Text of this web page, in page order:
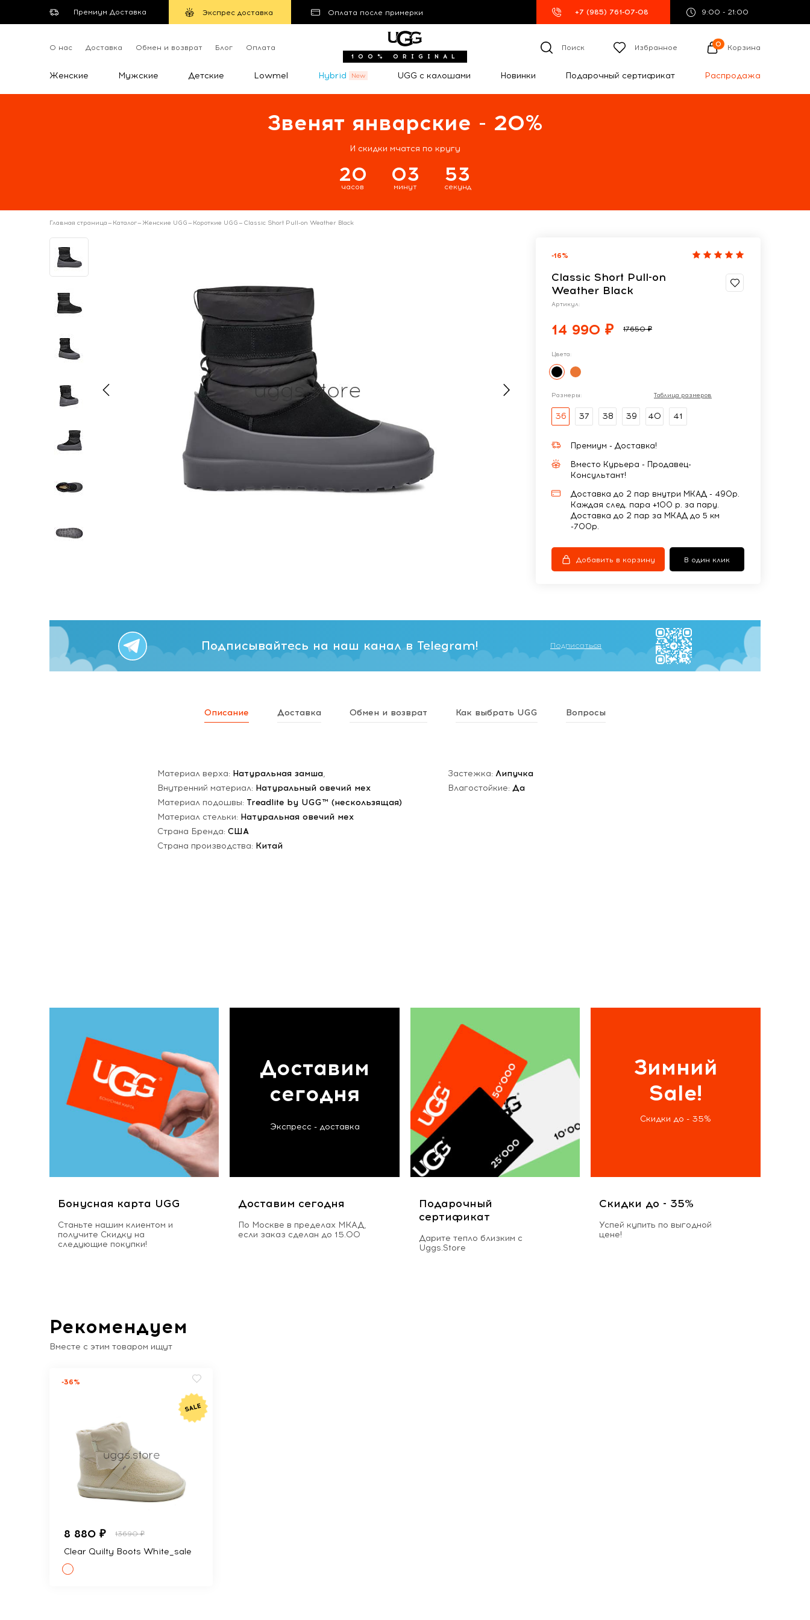
Премиум Доставка Экспрес доставка Оплата после примерки +7 (985) 761-07-08 9:00 - 21:00
О нас Доставка Обмен и возврат Блог Оплата
100% ORIGINAL
Поиск Избранное 0 Корзина
Женские Мужские Детские Lowmel Hybrid UGG с калошами Новинки Подарочный сертификат Распродажа
Звенят январские - 20%
И скидки мчатся по кругу
20
часов
03
минут
52
секунд
Главная страница— Каталог— Женские UGG— Короткие UGG— Classic Short Pull-on Weather Black
-16%
Classic Short Pull-on
Weather Black
Артикул:
14 990 ₽ 17650 ₽
Цвета:
Размеры: Таблица размеров
36 37 38 39 40 41
Премиум - Доставка!
Вместо Курьера - Продавец-
Консультант!
Доставка до 2 пар внутри МКАД - 490р.
Каждая след. пара +100 р. за пару.
Доставка до 2 пар за МКАД до 5 км
-700р.
Добавить в корзину В один клик
Подписывайтесь на наш канал в Telegram! Подписаться
Описание Доставка Обмен и возврат Как выбрать UGG Вопросы
Материал верха: Натуральная замша,
Внутренний материал: Натуральный овечий мех
Материал подошвы: Treadlite by UGG™ (нескользящая)
Материал стельки: Натуральная овечий мех
Страна Бренда: США
Страна производства: Китай
Застежка: Липучка
Влагостойкие: Да
Бонусная карта UGG
Станьте нашим клиентом и
получите Скидку на
следующие покупки!
Доставим
сегодня
Экспресс - доставка
Доставим сегодня
По Москве в пределах МКАД,
если заказ сделан до 15.00
Подарочный
сертификат
Дарите тепло близким с
Uggs.Store
Зимний
Sale!
Скидки до - 35%
Скидки до - 35%
Успей купить по выгодной
цене!
Рекомендуем
Вместе с этим товаром ищут
-36%
8 880 ₽ 13690 ₽
Clear Quilty Boots White_sale